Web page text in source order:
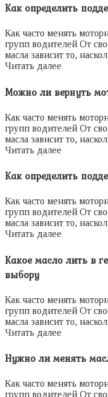
Как определить
Как часто менять
групп водителей От
масла зависит то,
Читать далее
Можно ли вернуть
Как часто менять
групп водителей От
масла зависит то,
Читать далее
Как определить
Как часто менять
групп водителей От
масла зависит то,
Читать далее
Какое масло лить в
выбору
Как часто менять
групп водителей От
масла зависит то,
Читать далее
Нужно ли менять
Как часто менять
групп водителей От